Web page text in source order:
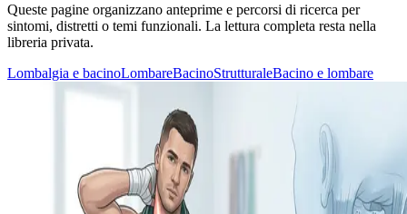
Queste pagine organizzano anteprime e percorsi di ricerca per
sintomi, distretti o temi funzionali. La lettura completa resta nella
libreria privata.
Lombalgia e bacinoLombareBacinoStrutturaleBacino e lombare